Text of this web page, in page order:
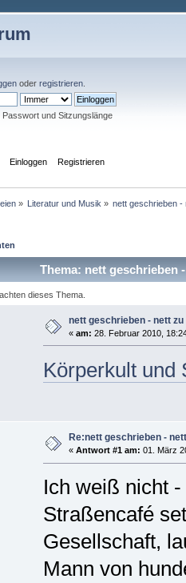
oder registrieren
und Sitzungslänge
Einloggen Registrieren
» Literatur und Musik » nett geschrieben -
Thema: nett geschrieben
dieses Thema.
nett geschrieben - nett zu
« am: 28. Februar 2010,
Körperkult und
Re:nett geschrieben -
« Antwort #1 am: 01. März
Ich weiß nicht
Straßencafé
Gesellschaft,
Mann von